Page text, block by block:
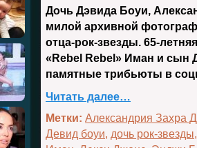
Дочь Дэвида Боуи,
милой архивной
отца-рок-звезды. 65-
«Rebel Rebel» Иман и сын
памятные трибьюты в
Читать далее…
Метки: Александрия Захра
Девид боуи, дочь рок-звезды